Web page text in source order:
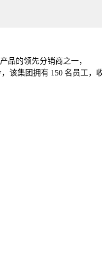
品的领先分销商之一，
该集团拥有 150 名员工，